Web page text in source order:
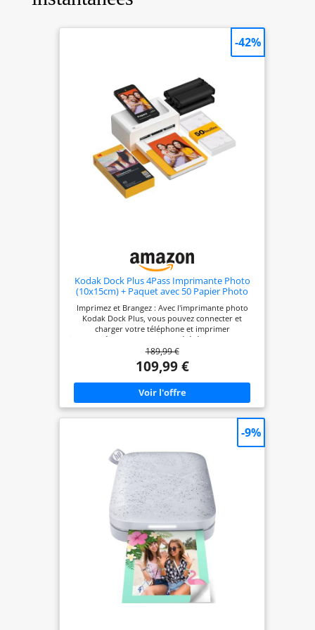
sur les réseaux sociaux et
l'imprimer. PARTAGEZ LES
avec des amis à l'aide de
l'application HP Sprocket et
continuez de vous amuser
Kodak Dock Plus 4Pass Imprimante Photo
(10x15cm) + Paquet avec 50 Papier Photo
Imprimez et Brangez : Avec l'imprimante photo
Kodak Dock Plus, vous pouvez connecter et
charger votre téléphone et imprimer
instantanément vos photos préférées. Kodak Dock
Plus est compatible avec les appareils Apple et
Android et prend également en charge la
connexion sans fil Bluetooth. Qualité photo
supérieure : Le Kodak Mini 3 Retro utilise la
technologie 11PASS, qui permet d'imprimer des
photos avec des couches de couleur et de les
photos : Notre produit permet d'imprimer des
photos avec ou sans bordure. Avec cet appareil,
vous pouvez par exemple écrire sur la bordure la
date de la photo ou l'imprimer sans bordure pour
une plus grande photo ! Téléchargez l'application
KODAK Photo Printer et imprimez de n'importe
où et à n'importe quel moment ! Elle offre des
options décoratives telles que des filtres, des
cadres et bien d'autres choses encore !
189,99 €
109,99 €
-42%
-9%